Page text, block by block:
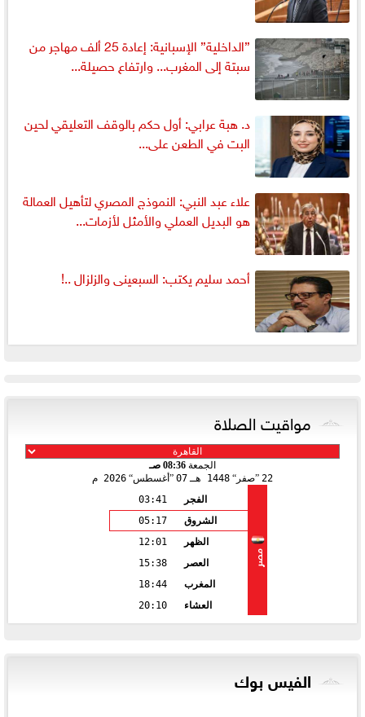
”الداخلية” الإسبانية: إعادة 25 ألف مهاجر من
سبتة إلى المغرب... وارتفاع حصيلة...
د. هبة عرابي: أول حكم بالوقف التعليقي لحين
البت في الطعن على...
علاء عبد النبي: النموذج المصري لتأهيل العمالة
هو البديل العملي والأمثل لأزمات...
أحمد سليم يكتب: السبعينى والزلزال ..!
مواقيت الصلاة
الجمعة 08:36 صـ
22 صفر 1448 هـ 07 أغسطس 2026 م
مصر
الفجر
03:41
الشروق
05:17
الظهر
12:01
العصر
15:38
المغرب
18:44
العشاء
20:10
الفيس بوك